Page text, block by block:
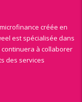
créée en
est spécialisée dans
à collaborer
des services